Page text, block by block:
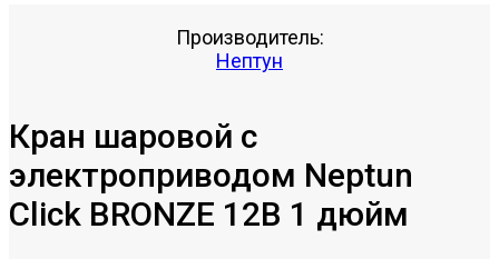
Производитель:
Нептун
Кран шаровой с
электроприводом Neptun
Click BRONZE 12В 1 дюйм